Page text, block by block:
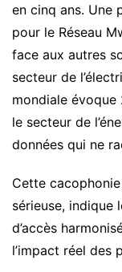
en cinq ans. Une
pour le Réseau
face aux autres
secteur de
mondiale évoque
le secteur de
données qui ne
Cette
sérieuse, indique
d’accès
l’impact réel des